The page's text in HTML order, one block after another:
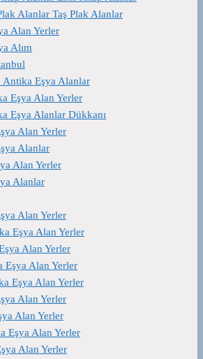
Alanlar Taş Plak Alanlar
Alan Yerler
Alım
Eşya Alanlar
Eşya Alan Yerler
Eşya Alanlar Dükkanı
Alan Yerler
Alanlar
Alan Yerler
Alanlar
Alan Yerler
Eşya Alan Yerler
Alan Yerler
Eşya Alan Yerler
Eşya Alan Yerler
Alan Yerler
Alan Yerler
Eşya Alan Yerler
Alan Yerler